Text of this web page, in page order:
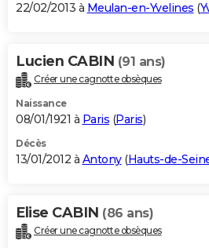
22/02/2013 à Meulan-en-Yvelines (
Lucien CABIN (91 ans)
Créer une cagnotte obsèques
Naissance
08/01/1921 à Paris (Paris)
Décès
13/01/2012 à Antony(Hauts-de-
Elise CABIN (86 ans)
Créer une cagnotte obsèques